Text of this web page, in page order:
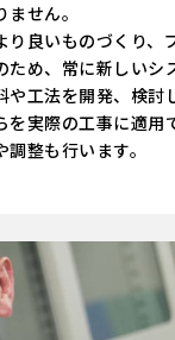
ません。
り良いものづくり、
ため、常に新しいシ
や工法を開発、検討
を実際の工事に適用
調整も行います。